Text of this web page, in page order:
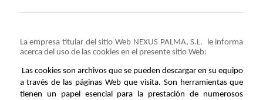
La empresa titular del sitio Web NEXUS PALMA, S.L. le informa
acerca del uso de las cookies en el presente sitio Web:
Las cookies son archivos que se pueden descargar en su equipo
a través de las páginas Web que visita. Son herramientas que
tienen un papel esencial para la prestación de numerosos